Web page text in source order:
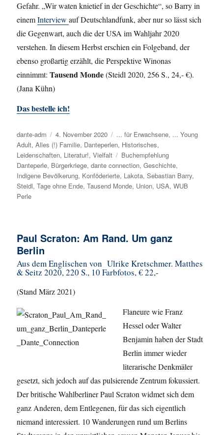
Gefahr. „Wir waten knietief in der Geschichte“, so Barry in
einemInterviewauf Deutschlandfunk, aber nur so lässt sich
die Gegenwart, auch die der USA im Wahljahr 2020
verstehen. In diesem Herbst erschien ein Folgeband, der
ebenso großartig erzählt, die Perspektive Winonas
einnimmt:Tausend Monde(Steidl 2020, 256 S., 24,- €).
(Jana Kühn)
Das bestelle ich!
Autor
dante-adm
Veröffentlicht
am
4. November 2020 Kategorien
... für Erwachsene, ... Young
Adult,Alles (!) Familie, Danteperlen, Historisches,
Leidenschaften, Literatur!,Vielfalt Schlagwörter
Buchempfehlung
Danteperle, Bürgerkriege,dante connection,Geschichte,
Indigene Bevölkerung, Konföderierte, Lakota,Sebastian Barry,
Steidl,Tage ohne Ende,Tausend Monde, Union, USA,WUB
Perle
Paul Scraton: Am Rand. Um ganz
Berlin
Aus dem Englischen von Ulrike Kretschmer. Matthes
& Seitz 2020, 220 S., 10 Farbfotos, € 22,-
(Stand März 2021)
Flaneure wie Franz
Hessel oder Walter
Benjamin haben der Stadt
Berlin immer wieder
literarische Denkmäler
gesetzt, sich jedoch auf das pulsierende Zentrum fokussiert.
Der britische Wahlberliner Paul Scraton widmet sich dem
ganz Anderen, dem Entlegenen, für das sich eigentlich
niemand interessiert. 10 Wanderungen rund um Berlins